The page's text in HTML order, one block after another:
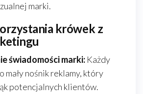
marki.
krówek z
świadomości marki: Każdy
mały nośnik reklamy, który
potencjalnych klientów.